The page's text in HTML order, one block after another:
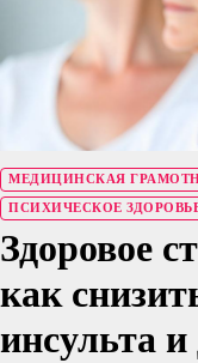
МЕДИЦИНСКАЯ
ПСИХИЧЕСКОЕ
Здоровое
как
инсульта